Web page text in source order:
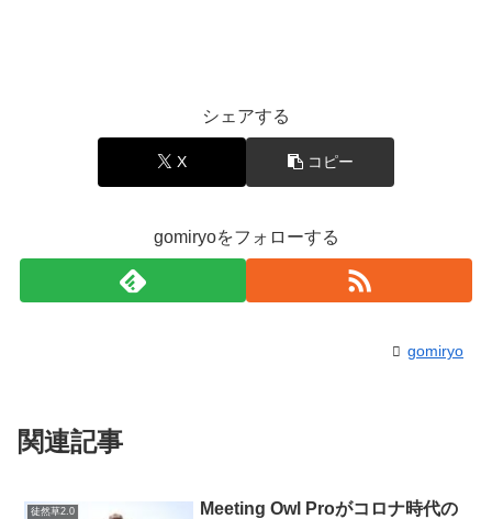
シェアする
X コピー
gomiryoをフォローする
gomiryo
関連記事
徒然草2.0
Meeting Owl Proがコロナ時代の